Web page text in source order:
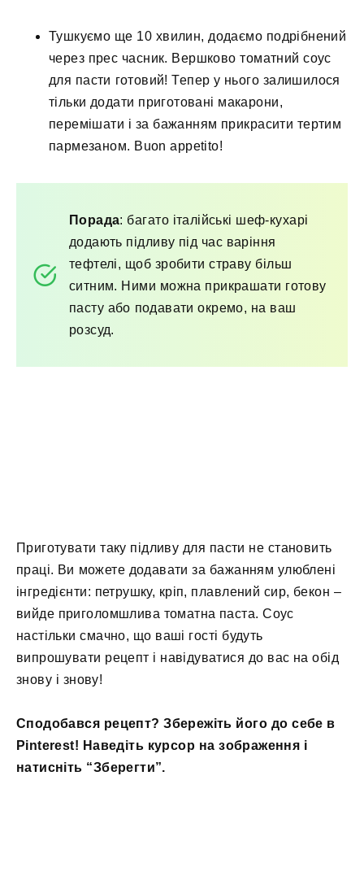
Тушкуємо ще 10 хвилин, додаємо подрібнений
через прес часник. Вершково томатний соус
для пасти готовий! Тепер у нього залишилося
тільки додати приготовані макарони,
перемішати і за бажанням прикрасити тертим
пармезаном. Buon appetito!
Порада: багато італійські шеф-кухарі
додають підливу під час варіння
тефтелі, щоб зробити страву більш
ситним. Ними можна прикрашати готову
пасту або подавати окремо, на ваш
розсуд.
Приготувати таку підливу для пасти не становить
праці. Ви можете додавати за бажанням улюблені
інгредієнти: петрушку, кріп, плавлений сир, бекон –
вийде приголомшлива томатна паста. Соус
настільки смачно, що ваші гості будуть
випрошувати рецепт і навідуватися до вас на обід
знову і знову!
Сподобався рецепт? Збережіть його до себе в
Pinterest! Наведіть курсор на зображення і
натисніть “Зберегти”.